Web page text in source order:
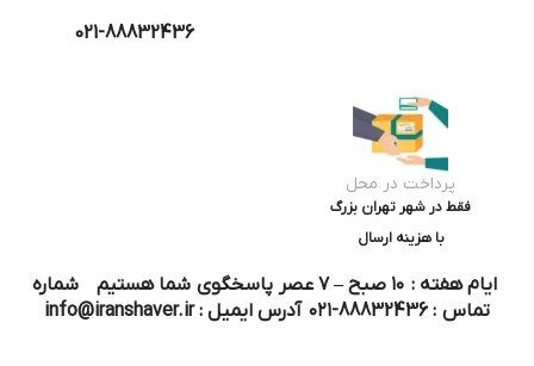
021-88832436
پرداخت در محل
فقط در شهر تهران بزرگ
با هزینه ارسال
ایام هفته : ۱۰ صبح – ۷ عصر پاسخگوی شما هستیم شماره
تماس : 88832436-۰۲۱ آدرس ایمیل : info@iranshaver.ir